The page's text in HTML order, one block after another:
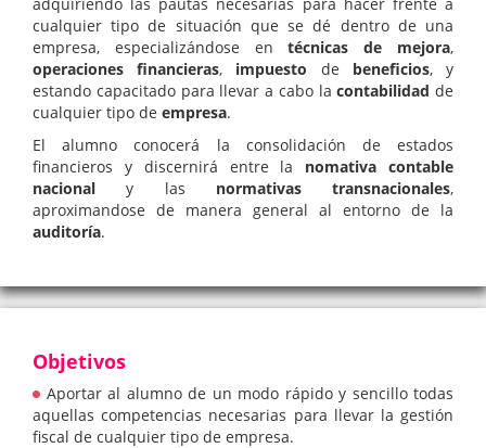
cualquier tipo de situación que se dé dentro de una
empresa, especializándose entécnicas de mejora,
operaciones
financieras, impuesto de beneficios, y
estando capacitado para llevar a cabo lacontabilidad de
cualquier tipo de empresa.
El alumno conocerá la consolidación de estados
financieros y discernirá entre la nomativa contable
nacional y las normativas transnacionales,
aproximandose de manera general al entorno de la
auditoría.
Objetivos
Aportar al alumno de un modo rápido y sencillo todas
aquellas competencias necesarias para llevar la gestión
fiscal de cualquier tipo de empresa.